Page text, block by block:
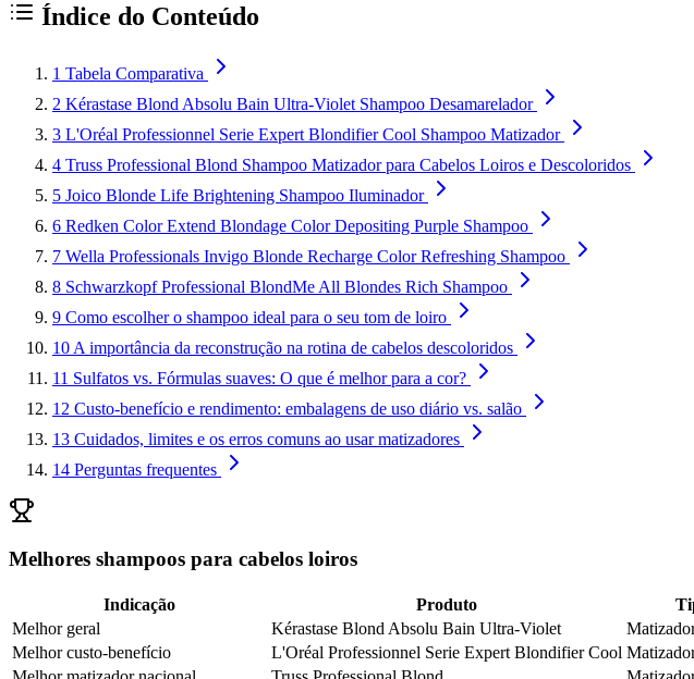
Índice do Conteúdo
1 Tabela Comparativa
2 Kérastase Blond Absolu Bain Ultra-Violet Shampoo Desamarelador
3 L'Oréal Professionnel Serie Expert Blondifier Cool Shampoo Matizador
4 Truss Professional Blond Shampoo Matizador para Cabelos Loiros e Descoloridos
5 Joico Blonde Life Brightening Shampoo Iluminador
6 Redken Color Extend Blondage Color Depositing Purple Shampoo
7 Wella Professionals Invigo Blonde Recharge Color Refreshing Shampoo
8 Schwarzkopf Professional BlondMe All Blondes Rich Shampoo
9 Como escolher o shampoo ideal para o seu tom de loiro
10 A importância da reconstrução na rotina de cabelos descoloridos
11 Sulfatos vs. Fórmulas suaves: O que é melhor para a cor?
12 Custo-benefício e rendimento: embalagens de uso diário vs. salão
13 Cuidados, limites e os erros comuns ao usar matizadores
14 Perguntas frequentes
Melhores shampoos para cabelos loiros
Indicação Produto
Melhor geral
Kérastase Blond Absolu Bain Ultra-Violet
Melhor custo-benefício
L'Oréal Professionnel Serie Expert Blondifier Cool